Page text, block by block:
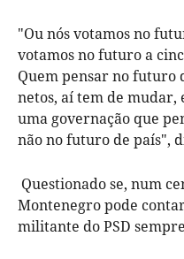
"Ou nós votamos no
votamos no futuro a
Quem pensar no futuro
netos, aí tem de mudar,
uma governação que
não no futuro de país",
Questionado se, num
Montenegro pode
militante do PSD